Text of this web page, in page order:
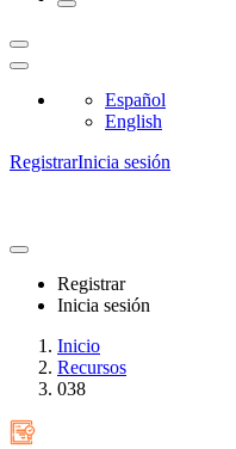
Español
English
RegistrarInicia sesión
Registrar
Inicia sesión
Inicio
Recursos
038